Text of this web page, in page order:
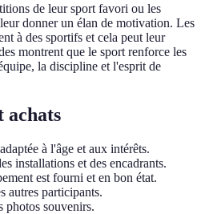
de leur sport favori ou les
donner un élan de motivation. Les
à des sportifs et cela peut leur
montrent que le sport renforce les
la discipline et l'esprit de
achats
à l'âge et aux intérêts.
installations et des encadrants.
est fourni et en bon état.
autres participants.
photos souvenirs.